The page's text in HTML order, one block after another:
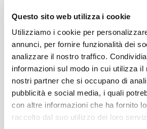
Questo sito web utilizza i cookie
Utilizziamo i cookie per
annunci, per fornire funzionalità dei
analizzare il nostro traffico.
informazioni sul modo in cui utilizza il
nostri partner che si occupano di
pubblicità e social media, i quali
con altre informazioni che ha fornito
raccolto dal suo utilizzo dei loro
Linee AMT per l’incontro
di calcio Genoa –
Deportivo La Coruña